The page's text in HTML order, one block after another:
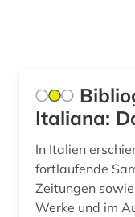
kunst (3)
Italiana:
In Italien
fortlaufende
Zeitungen
Werke und im